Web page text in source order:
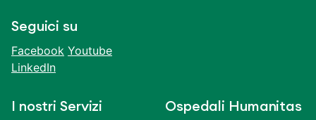
Seguici su
Facebook Youtube
LinkedIn
I nostri Servizi Ospedali Humanitas